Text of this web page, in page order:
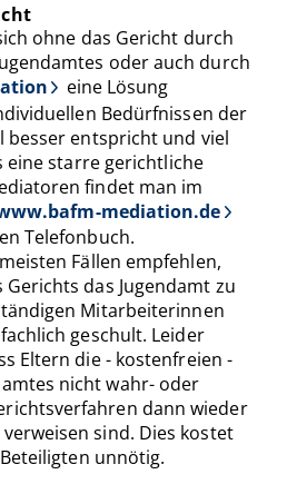
ohne das Gericht durch
oder auch durch
eine Lösung
Bedürfnissen der
besser entspricht und viel
eine starre gerichtliche
findet man im
mediation.de
Telefonbuch.
Fällen empfehlen,
das Jugendamt zu
Mitarbeiterinnen
geschult. Leider
Eltern die - kostenfreien -
nicht wahr- oder
dann wieder
sind. Dies kostet
unnötig.